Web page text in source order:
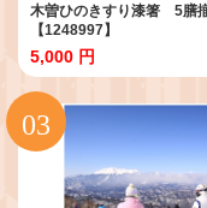
木曽ひのきすり漆箸 5膳
【1248997】
5,000 円